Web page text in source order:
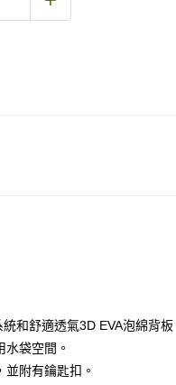
兆豐國際商業銀行
和舒適透氣3D EVA泡綿背板
水袋空間。
並附有鑰匙扣。